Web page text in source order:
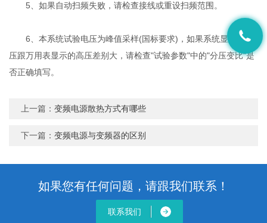
5、如果自动扫频失败，请检查接线或重设扫频范围。
6、本系统试验电压为峰值采样(国标要求)，如果系统显示的高
压跟万用表显示的高压差别大，请检查"试验参数"中的"分压变比"是
否正确填写。
上一篇：变频电源散热方式有哪些
下一篇：变频电源与变频器的区别
如果您有任何问题，请跟我们联系！
联系我们